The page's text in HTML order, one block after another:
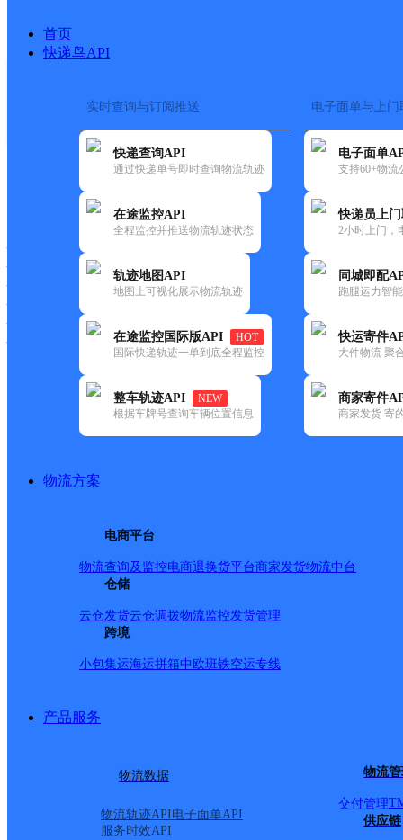
首页
快递鸟API
实时查询与订阅推送
快递查询API
通过快递单号即时查询物流轨迹
在途监控API
全程监控并推送物流轨迹状态
轨迹地图API
地图上可视化展示物流轨迹
在途监控国际版API
HOT
国际快递轨迹一单到底全程监控
整车轨迹API
NEW
根据车牌号查询车辆位置信息
电子面单与上门
电子面单
支持60+物流
快递员上
2小时上门，
同城即配
跑腿运力智
快运寄件
大件物流 聚
商家寄件
商家发货 寄
物流方案
电商平台
物流查询及监控电商退换货平台商家发货物流中台
仓储
云仓发货云仓调拨物流监控发货管理
跨境
小包集运海运拼箱中欧班铁空运专线
产品服务
物流数据
物流轨迹API电子面单API
服务时效API
物流
交付管理
供应链
快递大全 > 快递网点
快递大全 快运大全
网点筛选
已选
地区：吉首市 ✕
安能快递(6) 百世快递(10) 德邦快递(73) 极兔速递(9)
韵达速递(15) 中通快递(8)
德邦快递,吉首市,湘西土
吉首市太平镇合作点
德邦快递 更多号码
地址
州吉首市太平镇镇证府旁